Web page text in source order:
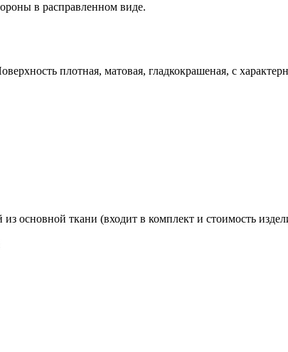
в расправленном виде.
плотная, матовая, гладкокрашеная, с
основной ткани (входит в комплект и стоимость